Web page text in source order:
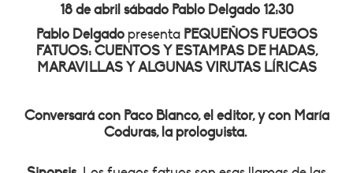
18 de abril sábado Pablo Delgado 12:30
Pablo Delgadopresenta PEQUEÑOS FUEGOS
FATUOS: CUENTOS Y ESTAMPAS DE HADAS,
MARAVILLAS Y ALGUNAS VIRUTAS LÍRICAS
Conversará con Paco Blanco, el editor, y con María
Coduras, la prologuista.